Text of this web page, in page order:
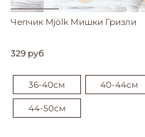
Чепчик Mjölk Мишки Гризли
329 руб
36-40см 40-44см
44-50см